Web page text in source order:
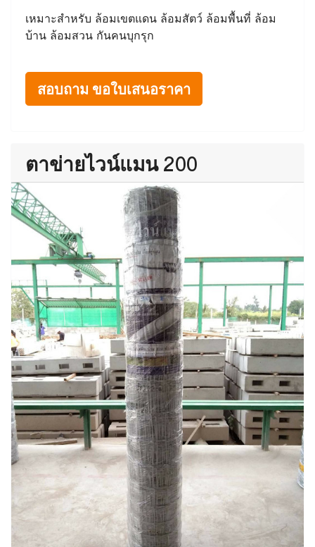
เหมาะสำหรับ ล้อมเขตแดน ล้อมสัตว์ ล้อมพื้นที่ ล้อม
บ้าน ล้อมสวน กันคนบุกรุก
สอบถาม ขอใบเสนอราคา
ตาข่ายไวน์แมน 200